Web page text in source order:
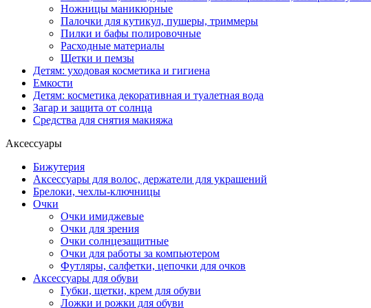
Ножницы маникюрные
Палочки для кутикул, пушеры, триммеры
Пилки и бафы полировочные
Расходные материалы
Щетки и пемзы
Детям: уходовая косметика и гигиена
Емкости
Детям: косметика декоративная и туалетная вода
Загар и защита от солнца
Средства для снятия макияжа
Аксессуары
Бижутерия
Аксессуары для волос, держатели для украшений
Брелоки, чехлы-ключницы
Очки
Очки имиджевые
Очки для зрения
Очки солнцезащитные
Очки для работы за компьютером
Футляры, салфетки, цепочки для очков
Аксессуары для обуви
Губки, щетки, крем для обуви
Ложки и рожки для обуви